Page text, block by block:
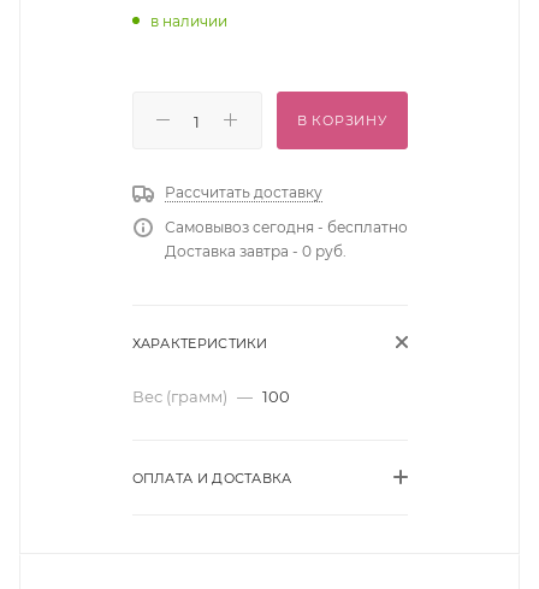
в наличии
В КОРЗИНУ
Рассчитать доставку
Самовывоз сегодня - бесплатно
Доставка завтра - 0 руб.
ХАРАКТЕРИСТИКИ
Вес (грамм) — 100
ОПЛАТА И ДОСТАВКА